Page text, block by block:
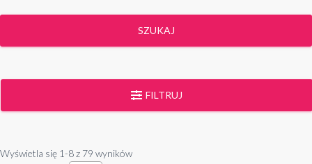
SZUKAJ
FILTRUJ
Wyświetla się 1-8 z 79 wyników